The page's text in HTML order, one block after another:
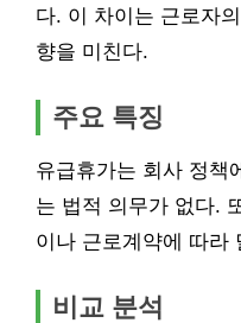
다. 이 차이는 근로자
향을 미친다.
주요 특징
유급휴가는 회사 정책
는 법적 의무가 없다.
이나 근로계약에 따라
비교 분석